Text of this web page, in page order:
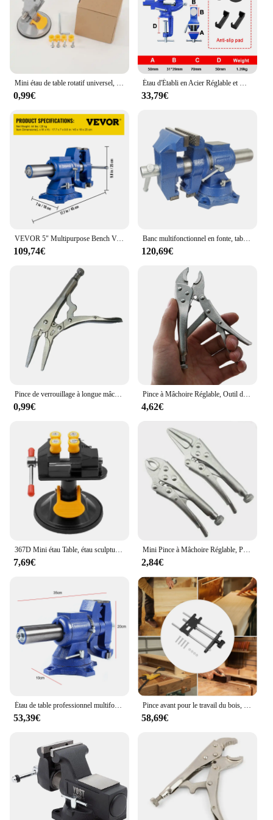
Mini étau de table rotatif universel, pince à vis, étau de table de gravure, base à ventouse, album de montre et de bijoux, 360
0,99€
Étau d'Établi en Acier Réglable et Multifonction, Outil de Travail de Calcul, DIY
33,79€
VEVOR 5" Multipurpose Bench Vise Tête/corps de l'étau pivotant à 360° Force de serrage 30Kn pour serrage Fixation Maison Outil à main
109,74€
Banc multifonctionnel en fonte, table d'étau industrielle lourde, tiges d'étau, rotatif pour meuleuse de surface, 5 pouces
120,69€
Pince de verrouillage à longue mâchoire antarctique, pince de soudage de verrouillage assortie, outils à main de réparation de poignée d'étau, chrome vanadium, haute qualité, 9 po
0,99€
Pince à Mâchoire Réglable, Outil de Soudage, Verrouillage, Taupe, Étau, Poignées, 5 en effet-7
4,62€
367D Mini étau Table, étau sculpture pour banc, étau artisanal, montre bijoux, étau en noyer
7,69€
Mini Pince à Mâchoire Réglable, Pince C, Verrouillage, Mole, Étau, Pince, Forgeage, Entretien d'Urgence Familiale, 2 Pcs
2,84€
Étau de table professionnel multifonctionnel, 2 rotations, résistant à 100, parallèle, grand, portée de 360mm
53,39€
Pince avant pour le travail du bois, étau de calcul, établi, 10'
58,69€